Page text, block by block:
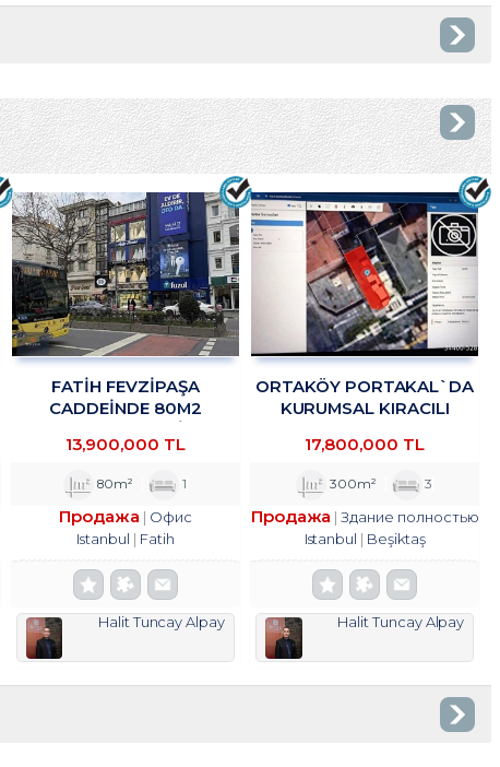
FATİH FEVZİPAŞA
CADDEİNDE 80M2
TROYKADAN
13,900,000 TL
80m² 1
Продажа
Офис
Istanbul
Fatih
Halit Tuncay Alpay
ORTAKÖY PORTAKAL`DA
KURUMSAL KIRACILI
TROYKADAN
17,800,000 TL
300m² 3
Продажа
Здание полностью
Istanbul
Beşiktaş
Halit Tuncay Alpay